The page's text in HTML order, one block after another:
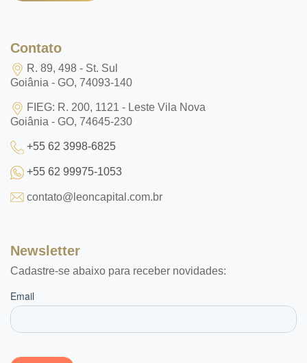
Contato
R. 89, 498 - St. Sul
Goiânia - GO, 74093-140
FIEG: R. 200, 1121 - Leste Vila Nova
Goiânia - GO, 74645-230
+55 62 3998-6825
+55 62 99975-1053
contato@leoncapital.com.br
Newsletter
Cadastre-se abaixo para receber novidades: